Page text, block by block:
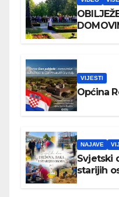
VIJESTI
Općina
NAJAVE
Svjetski
starijih